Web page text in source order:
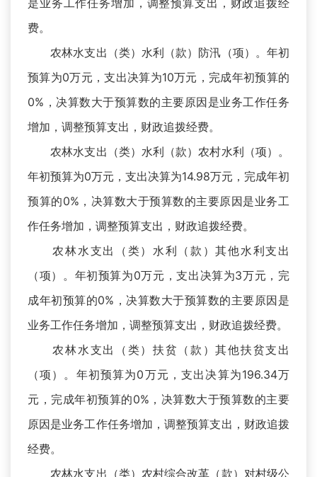
是业务工作任务增加，调整预算支出，财政追拨经
费。
农林水支出（类）水利（款）防汛（项）。年初
预算为0万元，支出决算为10万元，完成年初预算的
0%，决算数大于预算数的主要原因是业务工作任务
增加，调整预算支出，财政追拨经费。
农林水支出（类）水利（款）农村水利（项）。
年初预算为0万元，支出决算为14.98万元，完成年初
预算的0%，决算数大于预算数的主要原因是业务工
作任务增加，调整预算支出，财政追拨经费。
农林水支出（类）水利（款）其他水利支出
（项）。年初预算为0万元，支出决算为3万元，完
成年初预算的0%，决算数大于预算数的主要原因是
业务工作任务增加，调整预算支出，财政追拨经费。
农林水支出（类）扶贫（款）其他扶贫支出
（项）。年初预算为0万元，支出决算为196.34万
元，完成年初预算的0%，决算数大于预算数的主要
原因是业务工作任务增加，调整预算支出，财政追拨
经费。
农林水支出（类）农村综合改革（款）对村级公